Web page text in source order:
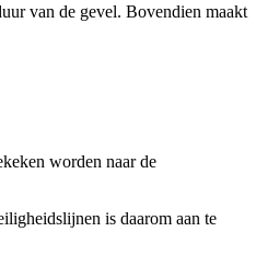
van de gevel. Bovendien maakt
worden naar de
is daarom aan te